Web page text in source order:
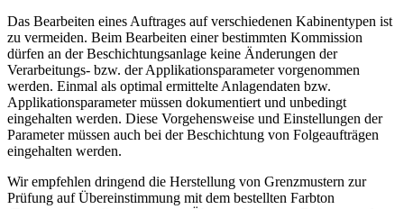
Das Bearbeiten eines Auftrages auf verschiedenen Kabinentypen ist
zu vermeiden. Beim Bearbeiten einer bestimmten Kommission
dürfen an der Beschichtungsanlage keine Änderungen der
Verarbeitungs- bzw. der Applikationsparameter vorgenommen
werden. Einmal als optimal ermittelte Anlagendaten bzw.
Applikationsparameter müssen dokumentiert und unbedingt
eingehalten werden. Diese Vorgehensweise und Einstellungen der
Parameter müssen auch bei der Beschichtung von Folgeaufträgen
eingehalten werden.
Wir empfehlen dringend die Herstellung von Grenzmustern zur
Prüfung auf Übereinstimmung mit dem bestellten Farbton